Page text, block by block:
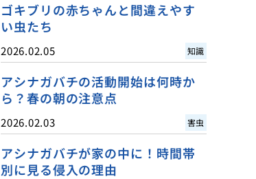
ゴキブリの赤ちゃんと間違えやす
い虫たち
2026.02.05 知識
アシナガバチの活動開始は何時か
ら？春の朝の注意点
2026.02.03 害虫
アシナガバチが家の中に！時間帯
別に見る侵入の理由